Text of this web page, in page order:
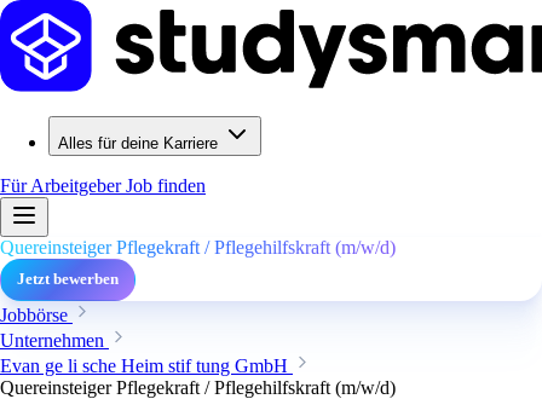
Alles für deine Karriere
Für ArbeitgeberJob finden
Quereinsteiger Pflegekraft / Pflegehilfskraft (m/w/d)
Jetzt bewerben
Jobbörse
Unternehmen
Evan ge li sche Heim stif tung GmbH
Quereinsteiger Pflegekraft / Pflegehilfskraft (m/w/d)